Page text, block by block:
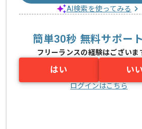
AI検索を使ってみる
簡単30秒 無料サポー
フリーランスの経験はございま
はい い
ログインはこちら